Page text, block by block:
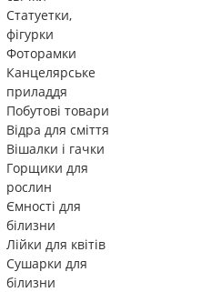
Статуетки,
фігурки
Фоторамки
Канцелярське
приладдя
Побутові товари
Відра для сміття
Вішалки і гачки
Горщики для
рослин
Ємності для
білизни
Лійки для квітів
Сушарки для
білизни